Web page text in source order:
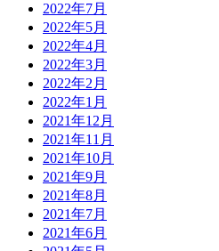
2022年7月
2022年5月
2022年4月
2022年3月
2022年2月
2022年1月
2021年12月
2021年11月
2021年10月
2021年9月
2021年8月
2021年7月
2021年6月